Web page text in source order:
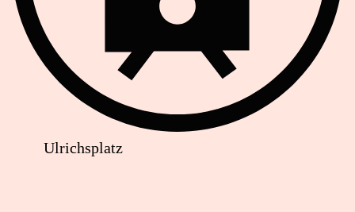
Ulrichsplatz